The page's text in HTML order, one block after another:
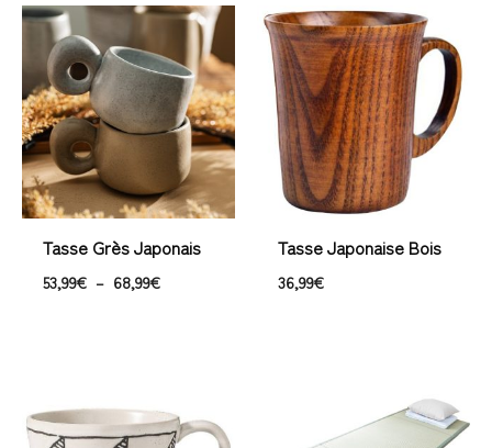
Tasse Grès Japonais
53,99€ – 68,99€
Plage
prix :
53,99€
68,99€
Tasse Japonaise Bois
36,99€
prix :
453,99€